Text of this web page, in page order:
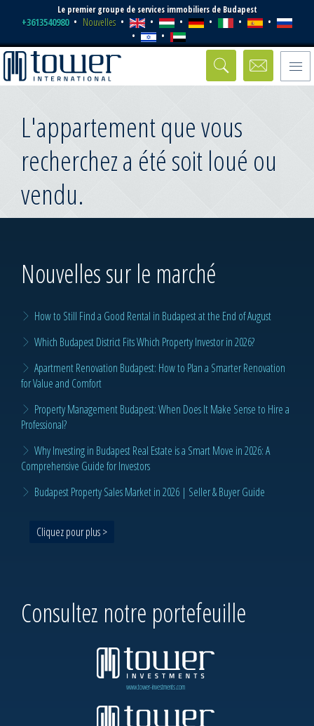
Le premier groupe de services immobiliers de Budapest
+3613540980 Nouvelles
Toggle
L'appartement que vous
recherchez a été soit loué ou
vendu.
Nouvelles sur le marché
How to Still Find a Good Rental in Budapest at the End of August
Which Budapest District Fits Which Property Investor in 2026?
Apartment Renovation Budapest: How to Plan a Smarter Renovation
for Value and Comfort
Property Management Budapest: When Does It Make Sense to Hire a
Professional?
Why Investing in Budapest Real Estate is a Smart Move in 2026: A
Comprehensive Guide for Investors
Budapest Property Sales Market in 2026 | Seller & Buyer Guide
Cliquez pour plus >
Consultez notre portefeuille
www.tower-investments.com